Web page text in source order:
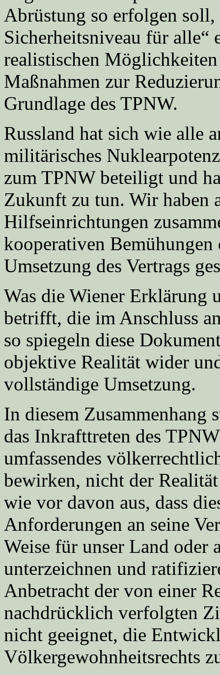
Abrüstung so erfolgen soll,
Sicherheitsniveau für
realistischen
Maßnahmen zur
Grundlage des TPNW.
Russland hat sich wie alle
militärisches
zum TPNW beteiligt und
Zukunft zu tun. Wir haben
Hilfseinrichtungen
kooperativen
Umsetzung des Vertrags
Was die Wiener Erklärung
betrifft, die im Anschluss
so spiegeln diese
objektive Realität wider
vollständige Umsetzung.
In diesem Zusammenhang
das Inkrafttreten des
umfassendes
bewirken, nicht der
wie vor davon aus, dass
Anforderungen an seine
Weise für unser Land oder
unterzeichnen und
Anbetracht der von einer
nachdrücklich verfolgten
nicht geeignet, die
Völkergewohnheitsrechts